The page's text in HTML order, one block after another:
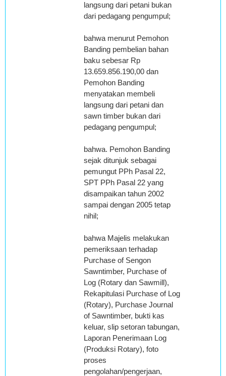
langsung dari petani bukan
dari pedagang pengumpul;
bahwa menurut Pemohon
Banding pembelian bahan
baku sebesar Rp
13.659.856.190,00 dan
Pemohon Banding
menyatakan membeli
langsung dari petani dan
sawn timber bukan dari
pedagang pengumpul;
bahwa. Pemohon Banding
sejak ditunjuk sebagai
pemungut PPh Pasal 22,
SPT PPh Pasal 22 yang
disampaikan tahun 2002
sampai dengan 2005 tetap
nihil;
bahwa Majelis melakukan
pemeriksaan terhadap
Purchase of Sengon
Sawntimber, Purchase of
Log (Rotary dan Sawmill),
Rekapitulasi Purchase of Log
(Rotary), Purchase Journal
of Sawntimber, bukti kas
keluar, slip setoran tabungan,
Laporan Penerimaan Log
(Produksi Rotary), foto
proses
pengolahan/pengerjaan,